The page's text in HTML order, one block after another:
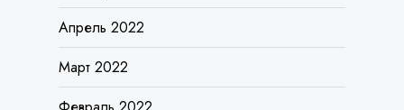
Апрель 2022
Март 2022